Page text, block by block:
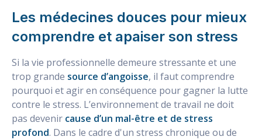
Les médecines douces pour mieux
comprendre et apaiser son stress
Si la vie professionnelle demeure stressante et une
trop grande source d’angoisse, il faut comprendre
pourquoi et agir en conséquence pour gagner la lutte
contre le stress. L’environnement de travail ne doit
pas devenir cause d’un mal-être et de stress
profond. Dans le cadre d'un stress chronique ou de